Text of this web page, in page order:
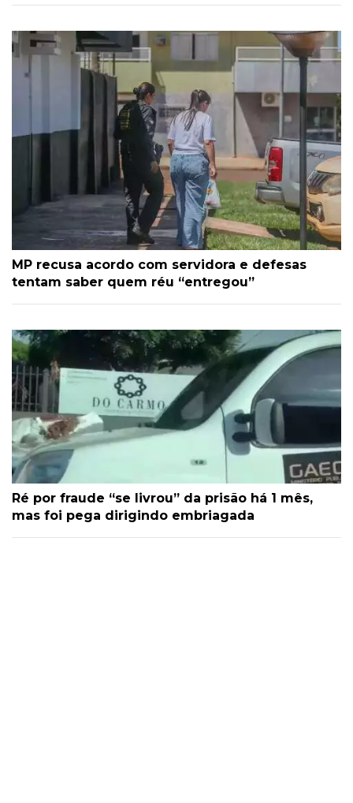
MP recusa acordo com servidora e defesas
tentam saber quem réu “entregou”
Ré por fraude “se livrou” da prisão há 1 mês,
mas foi pega dirigindo embriagada